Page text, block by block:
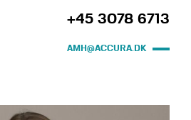
+45 3078 6713
AMH@ACCURA.DK